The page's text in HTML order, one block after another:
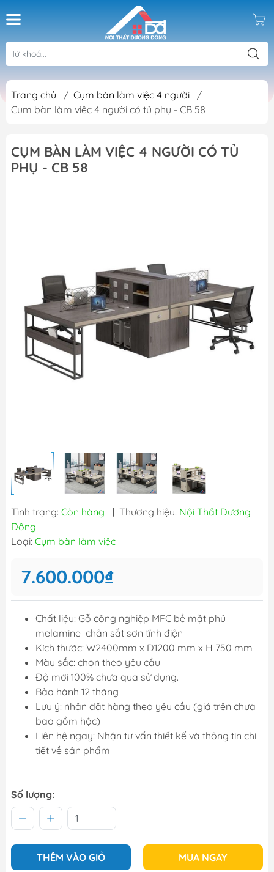
Trang chủ / Cụm bàn làm việc 4 người
/
Cụm bàn làm việc 4 người có tủ phụ - CB 58
CỤM BÀN LÀM VIỆC 4 NGƯỜI CÓ TỦ
PHỤ - CB 58
Tình trạng: Còn hàng | Thương hiệu: Nội Thất Dương
Đông
Loại: Cụm bàn làm việc
7.600.000₫
Chất liệu: Gỗ công nghiệp MFC bề mặt phủ
melamine chân sắt sơn tĩnh điện
Kích thước: W2400mm x D1200 mm x H 750 mm
Màu sắc: chọn theo yêu cầu
Độ mới 100% chưa qua sử dụng.
Bảo hành 12 tháng
Lưu ý: nhận đặt hàng theo yêu cầu (giá trên chưa
bao gồm hộc)
Liên hệ ngay: Nhận tư vấn thiết kế và thông tin chi
tiết về sản phẩm
Số lượng:
THÊM VÀO GIỎ MUA NGAY